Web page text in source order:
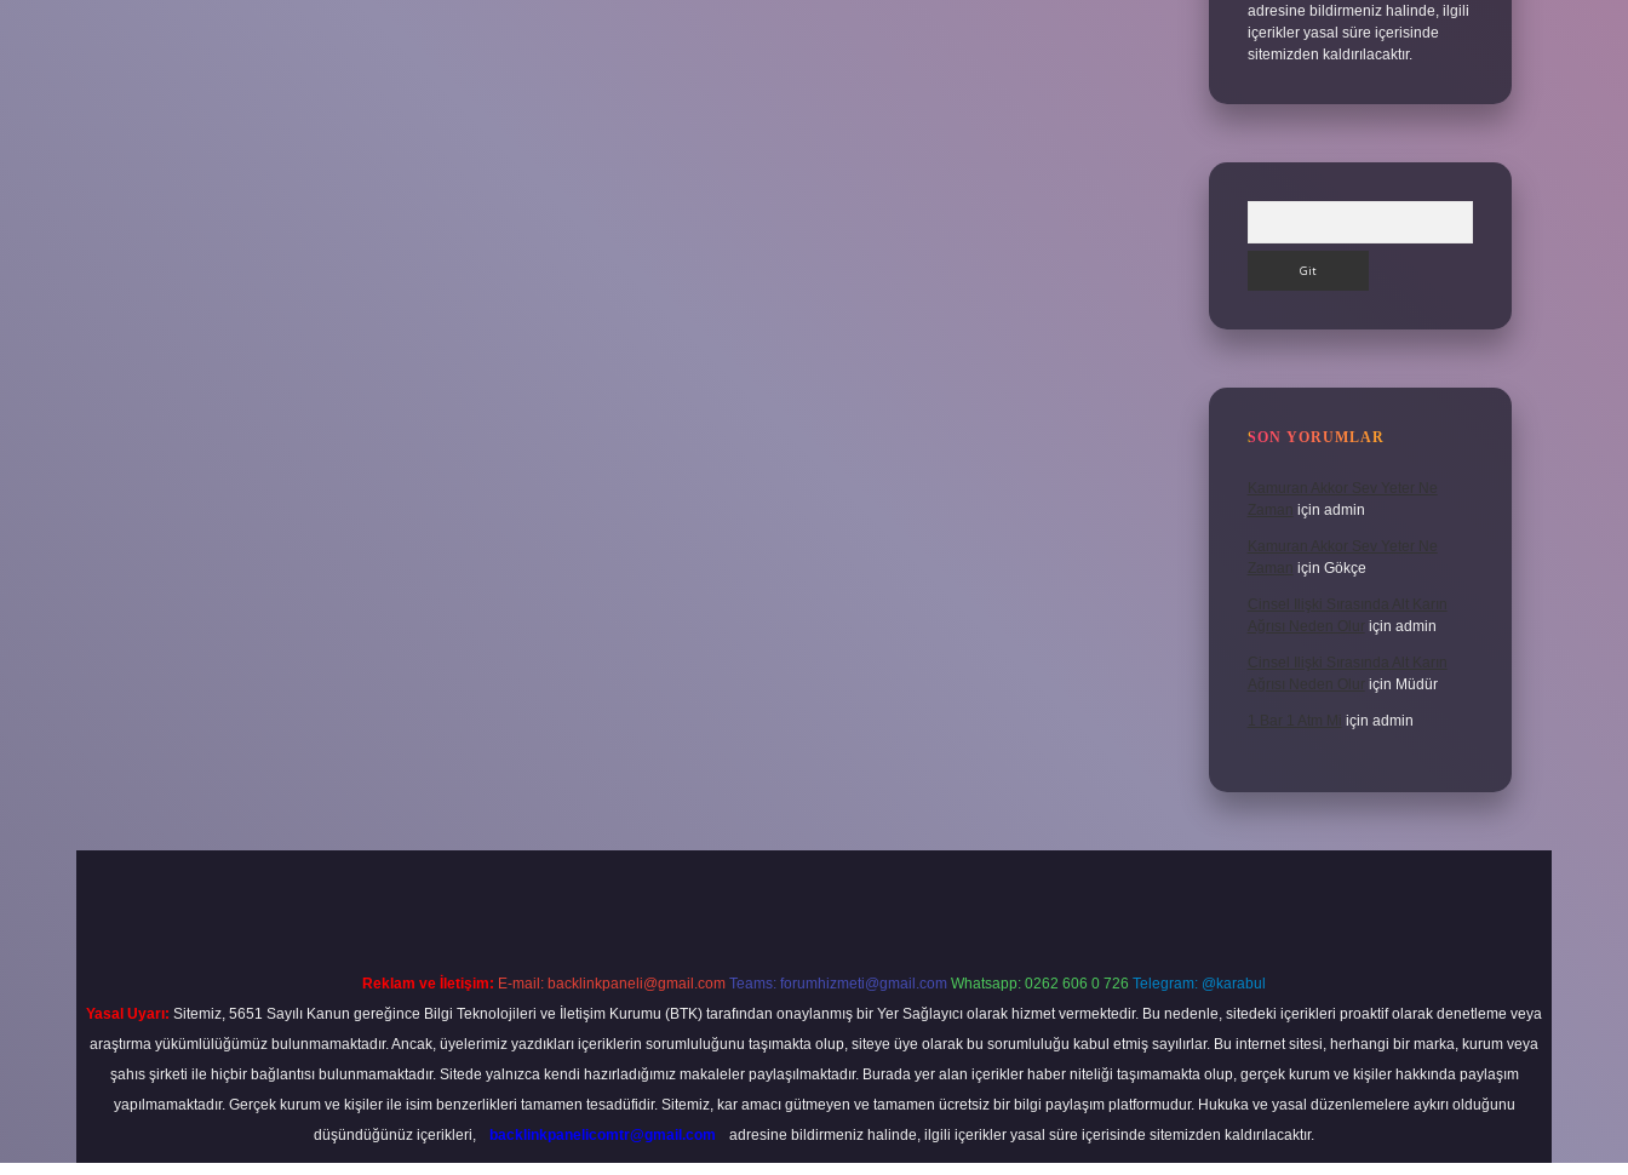
adresine bildirmeniz halinde, ilgili
içerikler yasal süre içerisinde
sitemizden kaldırılacaktır.
SON YORUMLAR
Kamuran Akkor Sev Yeter Ne
Zaman için admin
Kamuran Akkor Sev Yeter Ne
Zaman için Gökçe
Cinsel Ilişki Sırasında Alt Karın
Ağrısı Neden Olur için admin
Cinsel Ilişki Sırasında Alt Karın
Ağrısı Neden Olur için Müdür
1 Bar 1 Atm Mi için admin
Reklam ve İletişim: E-mail: backlinkpaneli@gmail.com Teams: forumhizmeti@gmail.com Whatsapp: 0262 606 0 726 Telegram: @karabul
Yasal Uyarı: Sitemiz, 5651 Sayılı Kanun gereğince Bilgi Teknolojileri ve İletişim Kurumu (BTK) tarafından onaylanmış bir Yer Sağlayıcı olarak hizmet vermektedir. Bu nedenle, sitedeki içerikleri proaktif olarak denetleme veya
araştırma yükümlülüğümüz bulunmamaktadır. Ancak, üyelerimiz yazdıkları içeriklerin sorumluluğunu taşımakta olup, siteye üye olarak bu sorumluluğu kabul etmiş sayılırlar. Bu internet sitesi, herhangi bir marka, kurum veya
şahıs şirketi ile hiçbir bağlantısı bulunmamaktadır. Sitede yalnızca kendi hazırladığımız makaleler paylaşılmaktadır. Burada yer alan içerikler haber niteliği taşımamakta olup, gerçek kurum ve kişiler hakkında paylaşım
yapılmamaktadır. Gerçek kurum ve kişiler ile isim benzerlikleri tamamen tesadüfidir. Sitemiz, kar amacı gütmeyen ve tamamen ücretsiz bir bilgi paylaşım platformudur. Hukuka ve yasal düzenlemelere aykırı olduğunu
düşündüğünüz içerikleri,
backlinkpanelicomtr@gmail.com adresine bildirmeniz halinde, ilgili içerikler yasal süre içerisinde sitemizden kaldırılacaktır.